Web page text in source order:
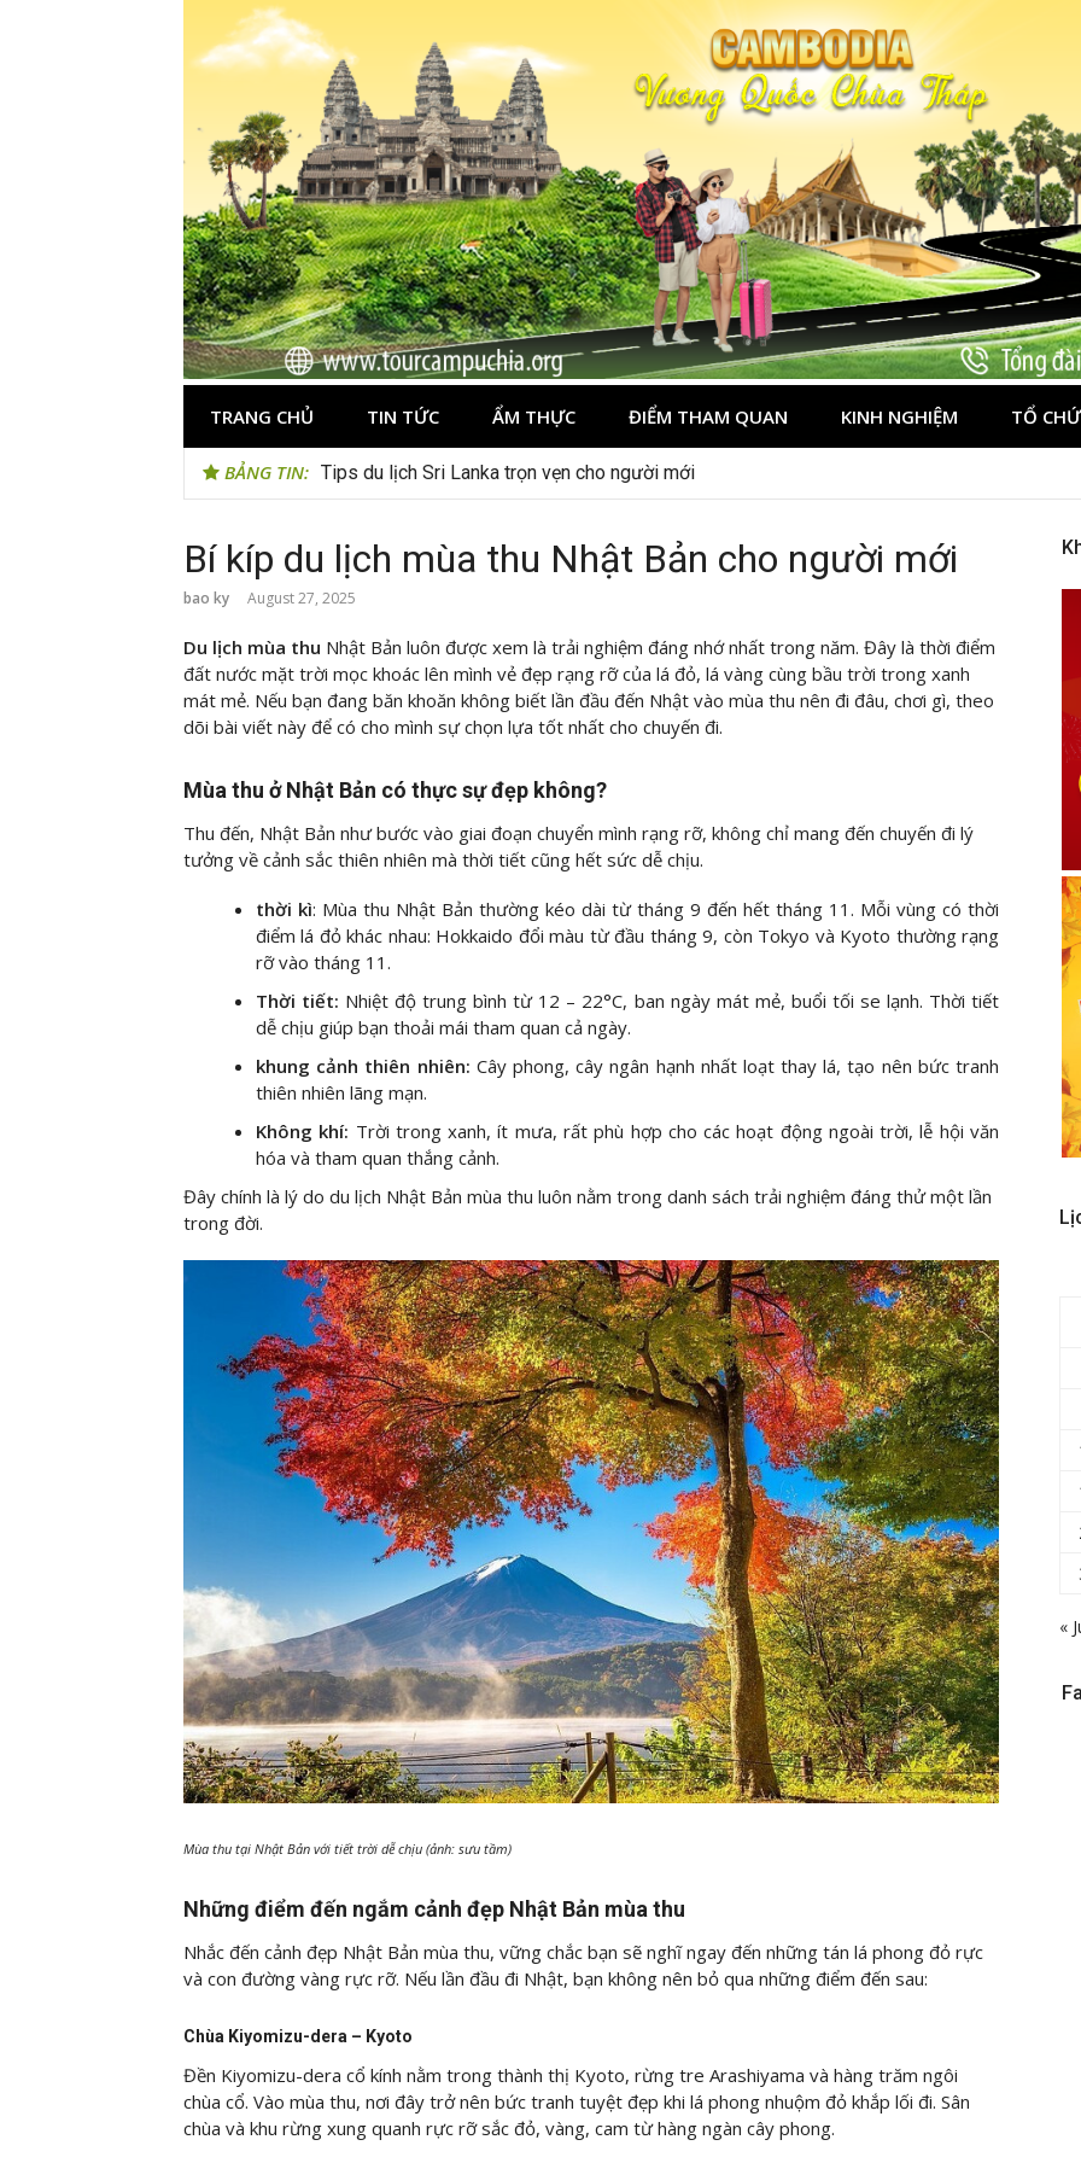
TRANG CHỦ TIN TỨC ẨM THỰC ĐIỂM THAM QUAN KINH NGHIỆM TỔ
BẢNG TIN: Tips du lịch Sri Lanka trọn vẹn cho người mới
Bí kíp du lịch mùa thu Nhật Bản cho người mới
bao ky August 27, 2025
Du lịch mùa thu Nhật Bản luôn được xem là trải nghiệm đáng nhớ nhất trong năm. Đây là thời điểm
đất nước mặt trời mọc khoác lên mình vẻ đẹp rạng rỡ của lá đỏ, lá vàng cùng bầu trời trong xanh
mát mẻ. Nếu bạn đang băn khoăn không biết lần đầu đến Nhật vào mùa thu nên đi đâu, chơi gì, theo
dõi bài viết này để có cho mình sự chọn lựa tốt nhất cho chuyến đi.
Mùa thu ở Nhật Bản có thực sự đẹp không?
Thu đến, Nhật Bản như bước vào giai đoạn chuyển mình rạng rỡ, không chỉ mang đến chuyến đi lý
tưởng về cảnh sắc thiên nhiên mà thời tiết cũng hết sức dễ chịu.
thời kì: Mùa thu Nhật Bản thường kéo dài từ tháng 9 đến hết tháng 11. Mỗi vùng có thời
điểm lá đỏ khác nhau: Hokkaido đổi màu từ đầu tháng 9, còn Tokyo và Kyoto thường rạng
rỡ vào tháng 11.
Thời tiết: Nhiệt độ trung bình từ 12 – 22°C, ban ngày mát mẻ, buổi tối se lạnh. Thời tiết
dễ chịu giúp bạn thoải mái tham quan cả ngày.
khung cảnh thiên nhiên: Cây phong, cây ngân hạnh nhất loạt thay lá, tạo nên bức tranh
thiên nhiên lãng mạn.
Không khí: Trời trong xanh, ít mưa, rất phù hợp cho các hoạt động ngoài trời, lễ hội văn
hóa và tham quan thắng cảnh.
Đây chính là lý do du lịch Nhật Bản mùa thu luôn nằm trong danh sách trải nghiệm đáng thử một lần
trong đời.
Mùa thu tại Nhật Bản với tiết trời dễ chịu (ảnh: sưu tầm)
Những điểm đến ngắm cảnh đẹp Nhật Bản mùa thu
Nhắc đến cảnh đẹp Nhật Bản mùa thu, vững chắc bạn sẽ nghĩ ngay đến những tán lá phong đỏ rực
và con đường vàng rực rỡ. Nếu lần đầu đi Nhật, bạn không nên bỏ qua những điểm đến sau:
Chùa Kiyomizu-dera – Kyoto
Đền Kiyomizu-dera cổ kính nằm trong thành thị Kyoto, rừng tre Arashiyama và hàng trăm ngôi
chùa cổ. Vào mùa thu, nơi đây trở nên bức tranh tuyệt đẹp khi lá phong nhuộm đỏ khắp lối đi. Sân
chùa và khu rừng xung quanh rực rỡ sắc đỏ, vàng, cam từ hàng ngàn cây phong.
«